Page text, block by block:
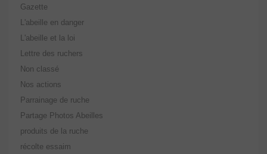
Gazette
L'abeille en danger
L'abeille et la loi
Lettre des ruchers
Non classé
Nos actions
Parrainage de ruche
Partage Photos Abeilles
produits de la ruche
récolte essaim